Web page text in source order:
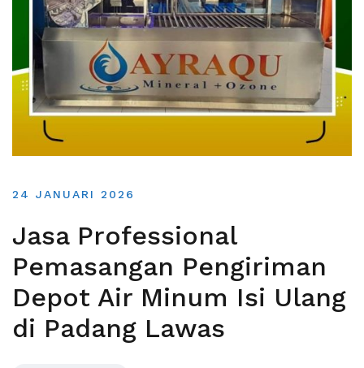
24 JANUARI 2026
Jasa Professional
Pemasangan Pengiriman
Depot Air Minum Isi Ulang
di Padang Lawas